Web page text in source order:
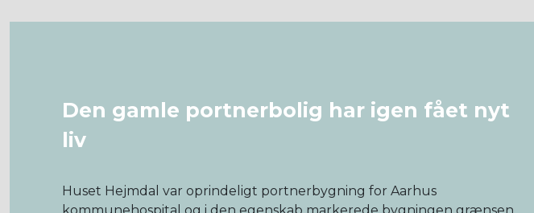
Den gamle portnerbolig har igen fået nyt
liv
Huset Hejmdal var oprindeligt portnerbygning for Aarhus